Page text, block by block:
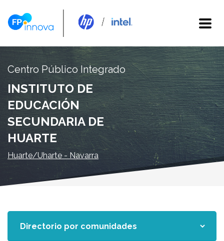
Centro Público Integrado
INSTITUTO DE
EDUCACIÓN
SECUNDARIA DE
HUARTE
Huarte/Uharte - Navarra